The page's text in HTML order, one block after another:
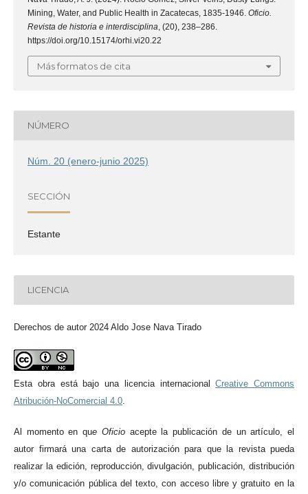
Mining, Water, and Public Health in Zacatecas, 1835-1946. Oficio.
Revista de historia e interdisciplina, (20), 238–286.
https://doi.org/10.15174/orhi.vi20.22
Más formatos de cita
NÚMERO
Núm. 20 (enero-junio 2025)
SECCIÓN
Estante
LICENCIA
Derechos de autor 2024 Aldo Jose Nava Tirado
Esta obra está bajo una licencia internacionalCreative Commons
Atribución-NoComercial 4.0
Al momento en que Oficioacepte la publicación de un artículo, el
autor firmará una carta de autorización para que la revista pueda
realizar la edición, reproducción, divulgación, publicación, distribución
y/o comunicación pública del texto, con acceso libre y gratuito en la